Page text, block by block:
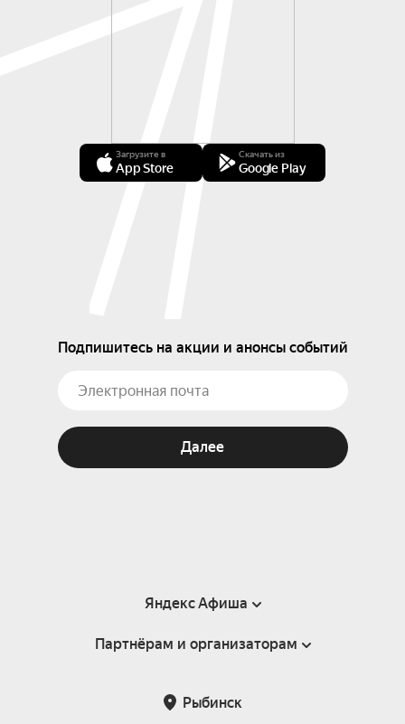
Загрузите в
App Store
Скачать из
Google Play
Подпишитесь на акции и анонсы событий
Далее
Яндекс Афиша
Справка
Подарочные сертификаты
Партнёрам и организаторам
Рыбинск